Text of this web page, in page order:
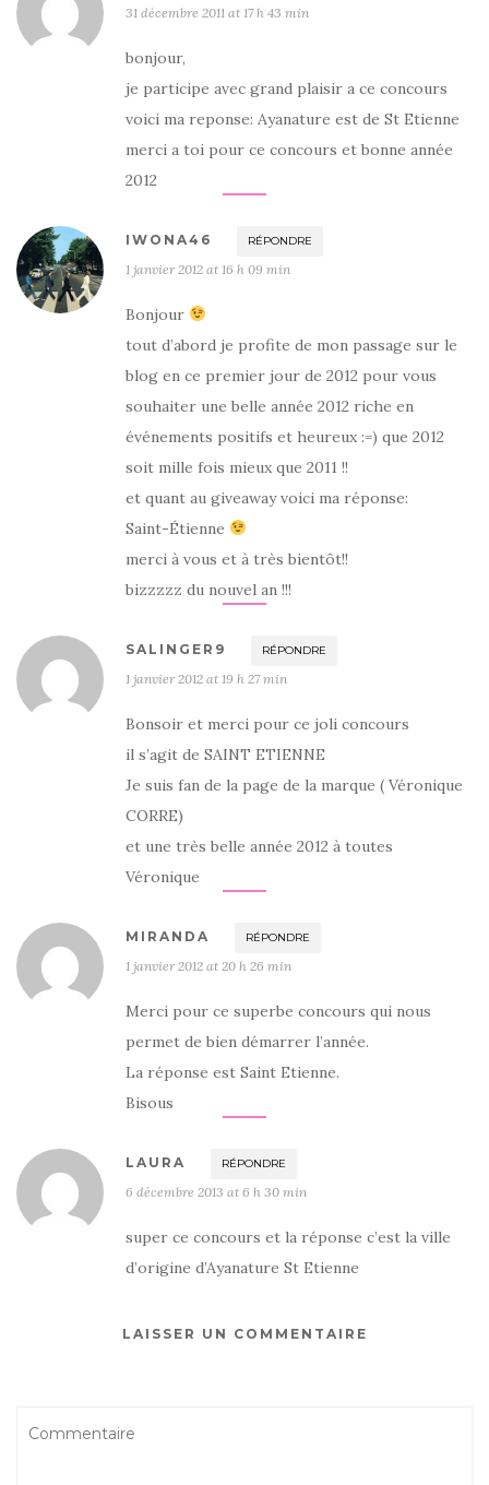
31 décembre 2011 at 17 h 43 min
bonjour,
je participe avec grand plaisir a ce concours
voici ma reponse: Ayanature est de St Etienne
merci a toi pour ce concours et bonne année
2012
IWONA46 RÉPONDRE
1 janvier 2012 at 16 h 09 min
Bonjour
tout d’abord je profite de mon passage sur le
blog en ce premier jour de 2012 pour vous
souhaiter une belle année 2012 riche en
événements positifs et heureux :=) que 2012
soit mille fois mieux que 2011 !!
et quant au giveaway voici ma réponse:
Saint-Étienne
merci à vous et à très bientôt!!
bizzzzz du nouvel an !!!
SALINGER9 RÉPONDRE
1 janvier 2012 at 19 h 27 min
Bonsoir et merci pour ce joli concours
il s’agit de SAINT ETIENNE
Je suis fan de la page de la marque ( Véronique
CORRE)
et une très belle année 2012 à toutes
Véronique
MIRANDA RÉPONDRE
1 janvier 2012 at 20 h 26 min
Merci pour ce superbe concours qui nous
permet de bien démarrer l’année.
La réponse est Saint Etienne.
Bisous
LAURA RÉPONDRE
6 décembre 2013 at 6 h 30 min
super ce concours et la réponse c’est la ville
d’origine d’Ayanature St Etienne
LAISSER UN COMMENTAIRE